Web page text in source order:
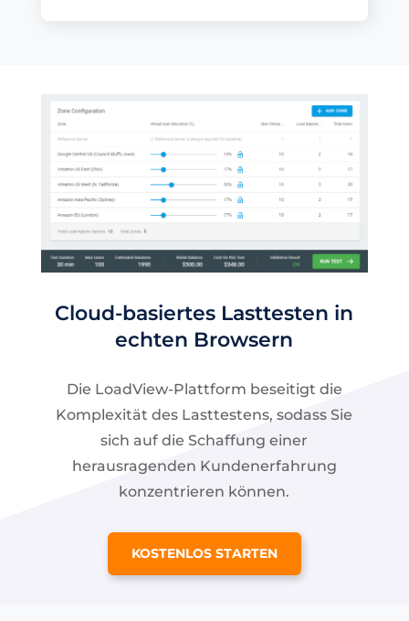
Cloud-basiertes Lasttesten in
echten Browsern
Die LoadView-Plattform beseitigt die
Komplexität des Lasttestens, sodass Sie
sich auf die Schaffung einer
herausragenden Kundenerfahrung
konzentrieren können.
KOSTENLOS STARTEN